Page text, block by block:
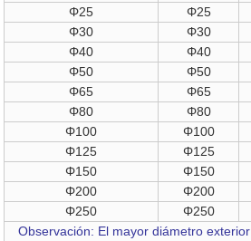
Φ25
Φ25
Φ30
Φ30
Φ40
Φ40
Φ50
Φ50
Φ65
Φ65
Φ80
Φ80
Φ100
Φ100
Φ125
Φ125
Φ150
Φ150
Φ200
Φ200
Φ250
Φ250
Observación: El mayor diámetro exterior